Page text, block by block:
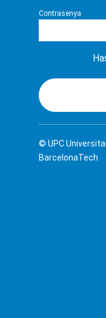
Contrasenya
© UPC
BarcelonaTech